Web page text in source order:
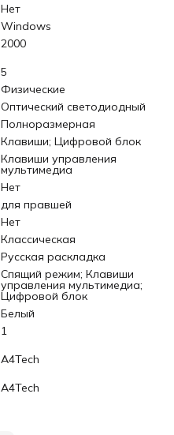
Нет
Windows
2000
5
Физические
Оптический светодиодный
Полноразмерная
Клавиши; Цифровой блок
Клавиши управления
мультимедиа
Нет
для правшей
Нет
Классическая
Русская раскладка
Спящий режим; Клавиши
управления мультимедиа;
Цифровой блок
Белый
1
A4Tech
A4Tech